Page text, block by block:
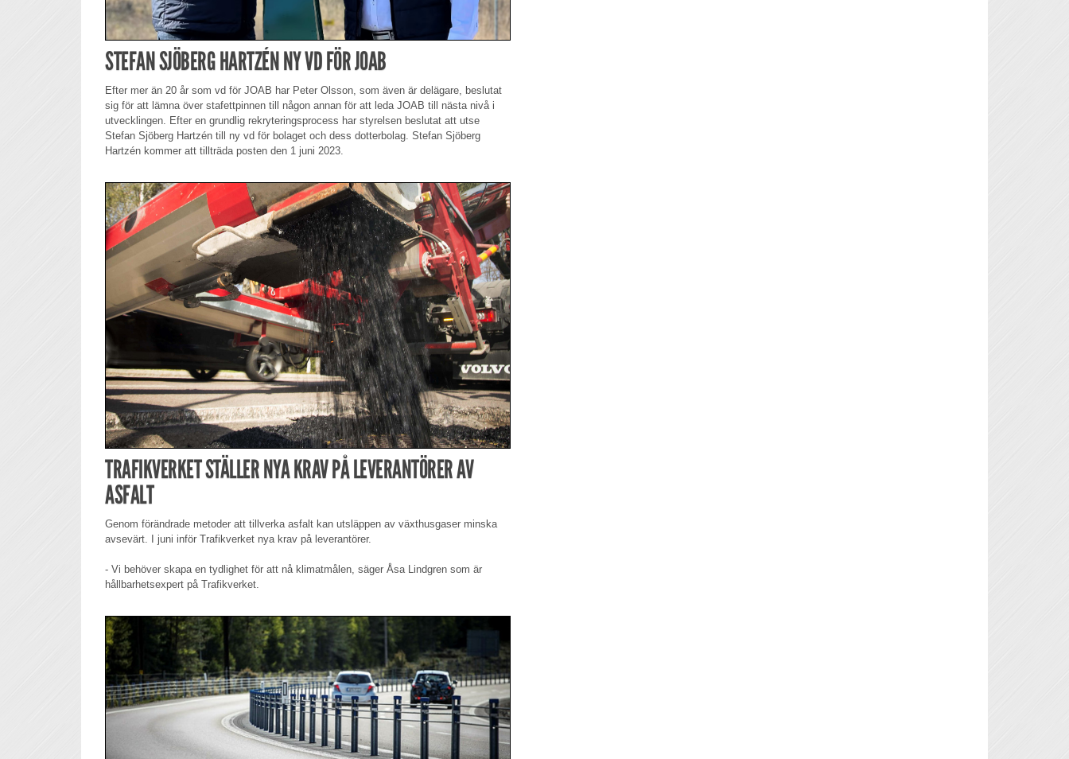
STEFAN SJÖBERG HARTZÉN NY VD FÖR JOAB
Efter mer än 20 år som vd för JOAB har Peter Olsson, som även är delägare, beslutat
sig för att lämna över stafettpinnen till någon annan för att leda JOAB till nästa nivå i
utvecklingen. Efter en grundlig rekryteringsprocess har styrelsen beslutat att utse
Stefan Sjöberg Hartzén till ny vd för bolaget och dess dotterbolag. Stefan Sjöberg
Hartzén kommer att tillträda posten den 1 juni 2023.
TRAFIKVERKET STÄLLER NYA KRAV PÅ LEVERANTÖRER AV
ASFALT
Genom förändrade metoder att tillverka asfalt kan utsläppen av växthusgaser minska
avsevärt. I juni inför Trafikverket nya krav på leverantörer.
- Vi behöver skapa en tydlighet för att nå klimatmålen, säger Åsa Lindgren som är
hållbarhetsexpert på Trafikverket.